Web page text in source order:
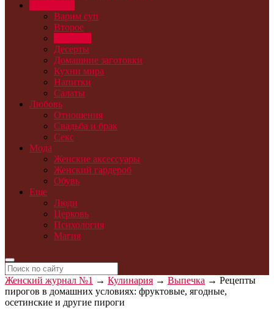
Варим суп
Второе
Десерты
Домашние заготовки
Кухни мира
Напитки
Салаты
Любовь
Отношения
Свадьба и брак
Секс
Мода
Женские аксессуары
Женский гардероб
Обувь
Еще
Люди
Церковь
Психология
Магия
Женский журнал №1 → Кулинария → Выпечка → Рецепты
пирогов в домашних условиях: фруктовые, ягодные,
осетинские и другие пироги